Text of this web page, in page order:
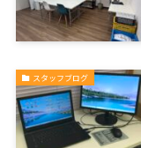
スタッフブログ